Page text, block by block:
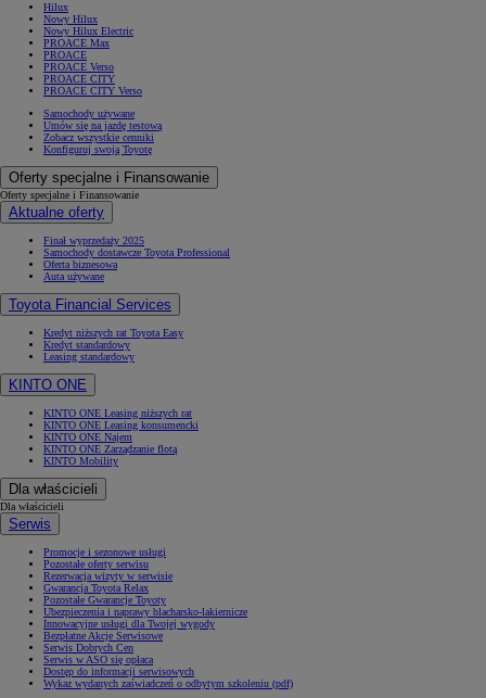
Hilux
Nowy Hilux
Nowy Hilux Electric
PROACE Max
PROACE
PROACE Verso
PROACE CITY
PROACE CITY Verso
Samochody używane
Umów się na jazdę testową
Zobacz wszystkie cenniki
Konfiguruj swoją Toyotę
Oferty specjalne i Finansowanie
Oferty specjalne i Finansowanie
Aktualne oferty
Finał wyprzedaży 2025
Samochody dostawcze Toyota Professional
Oferta biznesowa
Auta używane
Toyota Financial Services
Kredyt niższych rat Toyota Easy
Kredyt standardowy
Leasing standardowy
KINTO ONE
KINTO ONE Leasing niższych rat
KINTO ONE Leasing konsumencki
KINTO ONE Najem
KINTO ONE Zarządzanie flotą
KINTO Mobility
Dla właścicieli
Dla właścicieli
Serwis
Promocje i sezonowe usługi
Pozostałe oferty serwisu
Rezerwacja wizyty w serwisie
Gwarancja Toyota Relax
Pozostałe Gwarancje Toyoty
Ubezpieczenia i naprawy blacharsko-lakiernicze
Innowacyjne usługi dla Twojej wygody
Bezpłatne Akcje Serwisowe
Serwis Dobrych Cen
Serwis w ASO się opłaca
Dostęp do informacji serwisowych
Wykaz wydanych zaświadczeń o odbytym szkoleniu (pdf)